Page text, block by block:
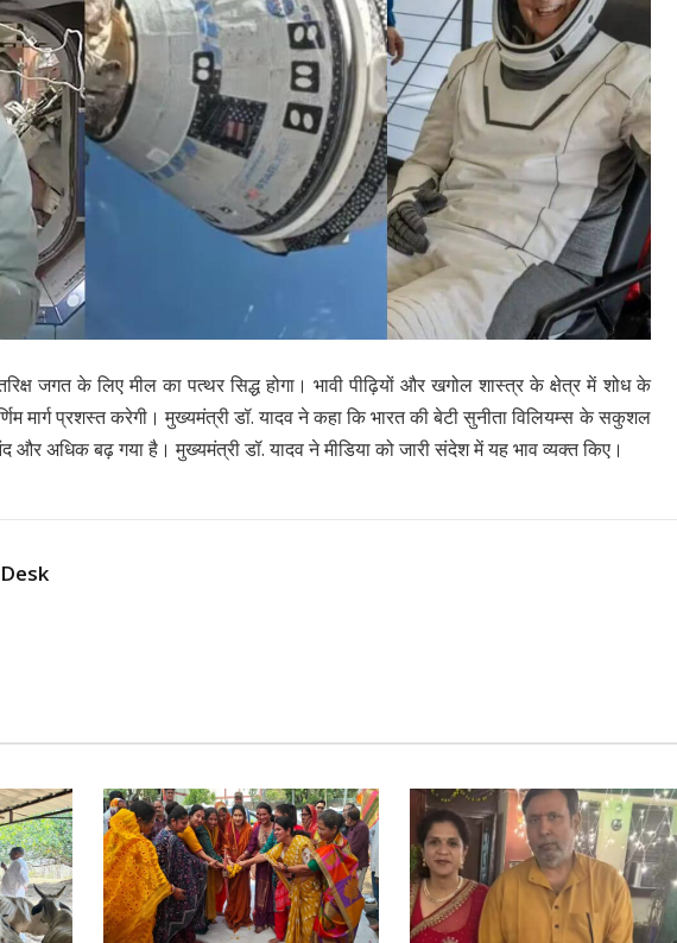
जगत के लिए मील का पत्थर सिद्ध होगा। भावी पीढ़ियों और खगोल शास्त्र के क्षेत्र में शोध के
मार्ग प्रशस्त करेगी। मुख्यमंत्री डॉ. यादव ने कहा कि भारत की बेटी सुनीता विलियम्स के सकुशल
अधिक बढ़ गया है। मुख्यमंत्री डॉ. यादव ने मीडिया को जारी संदेश में यह भाव व्यक्त किए।